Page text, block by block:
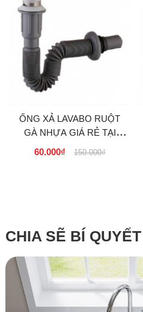
ỐNG XẢ LAVABO RUỘT
GÀ NHỰA GIÁ RẺ TẠI
TPHCM
60.000₫ 150.000₫
CHIA SẼ BÍ QUYẾT